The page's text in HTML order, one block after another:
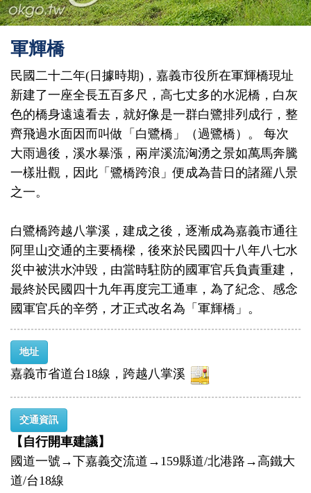
軍輝橋
民國二十二年(日據時期)，嘉義市役所在軍輝橋現址
新建了一座全長五百多尺，高七丈多的水泥橋，白灰
色的橋身遠遠看去，就好像是一群白鷺排列成行，整
齊飛過水面因而叫做「白鷺橋」（過鷺橋）。 每次
大雨過後，溪水暴漲，兩岸溪流洶湧之景如萬馬奔騰
一樣壯觀，因此「鷺橋跨浪」便成為昔日的諸羅八景
之一。
白鷺橋跨越八掌溪，建成之後，逐漸成為嘉義市通往
阿里山交通的主要橋樑，後來於民國四十八年八七水
災中被洪水沖毀，由當時駐防的國軍官兵負責重建，
最終於民國四十九年再度完工通車，為了紀念、感念
國軍官兵的辛勞，才正式改名為「軍輝橋」。
地址
嘉義市省道台18線，跨越八掌溪
交通資訊
【自行開車建議】
國道一號→下嘉義交流道→159縣道/北港路→高鐵大
道/台18線